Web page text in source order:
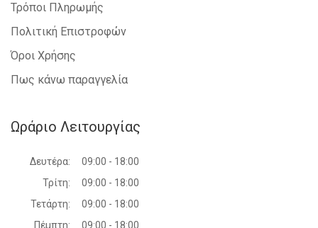
Τρόποι Πληρωμής
Πολιτική Επιστροφών
Όροι Χρήσης
Πως κάνω παραγγελία
Ωράριο Λειτουργίας
Δευτέρα:
09:00 - 18:00
Τρίτη:
09:00 - 18:00
Τετάρτη:
09:00 - 18:00
Πέμπτη:
09:00 - 18:00